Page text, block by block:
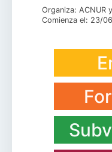
Organiza: ACNUR
Comienza el: 23/